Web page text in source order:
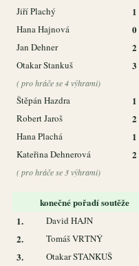
Jiří Plachý 1
Hana Hajnová 0
Jan Dehner 2
Otakar Stankuš 3
( pro hráče se 4 výhrami)
Štěpán Hazdra 1
Robert Jaroš 2
Hana Plachá 1
Kateřina Dehnerová 2
( pro hráče se 3 výhrami)
konečné pořadí soutěže
1.
David HAJN
2.
Tomáš VRTNÝ
3.
Otakar STANKUŠ